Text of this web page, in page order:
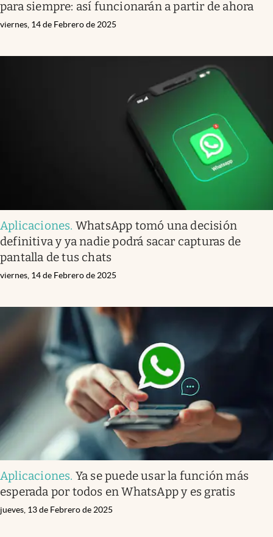
para siempre: así funcionarán a partir de ahora
viernes, 14 de Febrero de 2025
Aplicaciones. WhatsApp tomó una decisión
definitiva y ya nadie podrá sacar capturas de
pantalla de tus chats
viernes, 14 de Febrero de 2025
Aplicaciones. Ya se puede usar la función más
esperada por todos en WhatsApp y es gratis
jueves, 13 de Febrero de 2025